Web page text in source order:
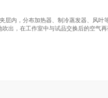
层内，分布加热器、制冷蒸发器、风叶
出，在工作室中与试品交换后的空气再